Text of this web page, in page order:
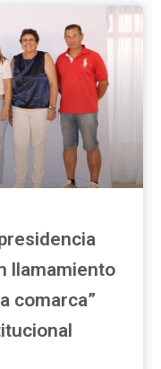
llamamiento
comarca”